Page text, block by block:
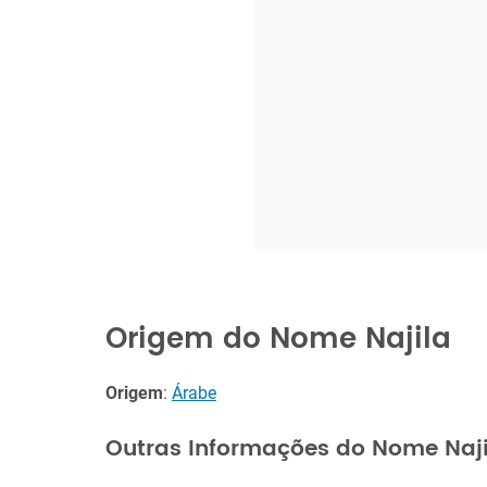
Origem do Nome Najila
Origem: Árabe
Outras Informações do Nome